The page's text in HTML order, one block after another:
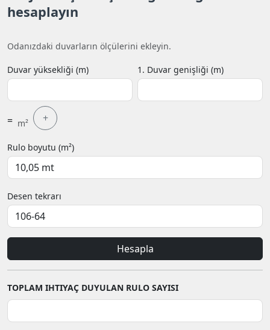
hesaplayın
Odanızdaki duvarların ölçülerini ekleyin.
Duvar yüksekliği (m) 1. Duvar genişliği (m)
= m² +
Rulo boyutu (m²)
Desen tekrarı
Hesapla
TOPLAM IHTIYAÇ DUYULAN RULO SAYISI